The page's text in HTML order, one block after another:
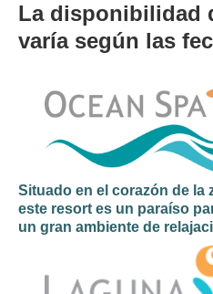
La disponibilidad
varía según las
Situado en el corazón de la
este resort es un paraíso
un gran ambiente de